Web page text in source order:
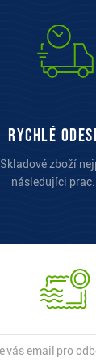
Rychlé
Skladové zboží
následujíci prac.